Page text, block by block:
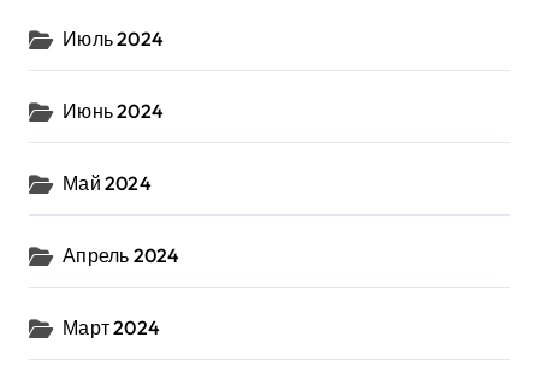
Июль 2024
Июнь 2024
Май 2024
Апрель 2024
Март 2024